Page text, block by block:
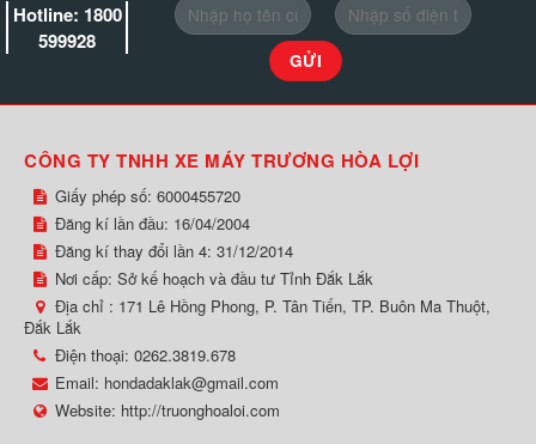
Hotline: 1800
599928
CÔNG TY TNHH XE MÁY TRƯƠNG HÒA LỢI
Giấy phép số: 6000455720
Đăng kí lần đầu: 16/04/2004
Đăng kí thay đổi lần 4: 31/12/2014
Nơi cấp: Sở kế hoạch và đầu tư Tỉnh Đắk Lắk
Địa chỉ : 171 Lê Hồng Phong, P. Tân Tiến, TP. Buôn Ma Thuột,
Đắk Lắk
Điện thoại: 0262.3819.678
Email: hondadaklak@gmail.com
Website: http://truonghoaloi.com